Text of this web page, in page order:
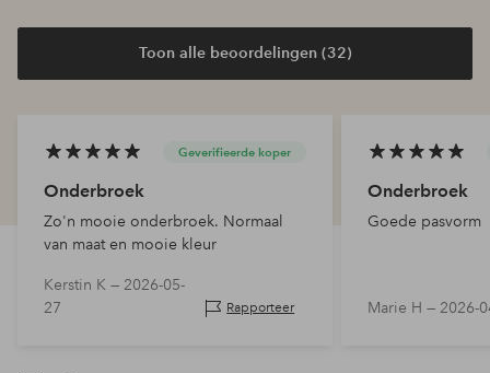
Toon alle beoordelingen (32)
Geverifieerde koper
Onderbroek
Zo'n mooie onderbroek. Normaal
van maat en mooie kleur
Kerstin K — 2026-05-
27
Rapporteer
Onderbroek
Goede pasvorm
Marie H — 2026-